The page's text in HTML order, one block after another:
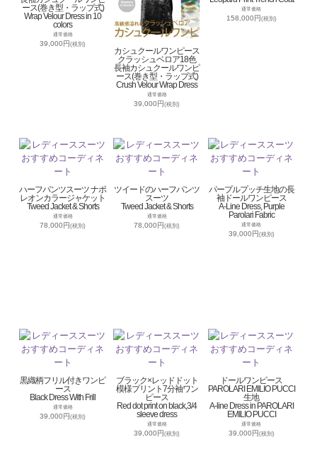
ース(巻き型・ラップ式)
Wrap Velour Dress in 10
colors
通常価格
39,000円(税別)
カシュクールワンピース
クラッシュベロア18色
長袖カシュクールワンピ
ース(巻き型・ラップ式)
Crush Velour Wrap Dress
通常価格
39,000円(税別)
通常価格
158,000円 (税別)
ハーフパンツスーツ ナポ
レオンカラージャケット
Tweed Jacket & Shorts
通常価格
78,000円(税別)
ツイードのハーフパンツ
スーツ
Tweed Jacket & Shorts
通常価格
78,000円(税別)
パープルプッチ生地の長
袖ドールワンピース
A-Line Dress, Purple
Parolari Fabric
通常価格
39,000円 (税別)
黒織柄フリル付きワンピ
ース
Black Dress With Frill
通常価格
39,000円(税別)
ブラック×レッドドット
模様プリント7分袖ワン
ピース
Red dot print on black,3/4
sleeve dress
通常価格
39,000円(税別)
ドールワンピース
PAROLARI EMILIO PUCCI
生地
A-line Dress in PAROLARI
EMILIO PUCCI
通常価格
39,000円 (税別)